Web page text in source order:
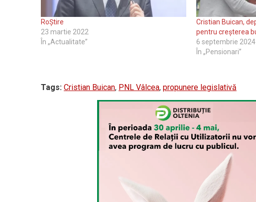
RoȘtire
23 martie 2022
În „Actualitate”
Cristian Buican,
pentru creșterea
6 septembrie 2024
În „Pensionari”
Tags: Cristian Buican, PNL Vâlcea, propunere legislativă